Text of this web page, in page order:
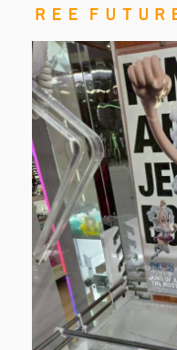
ＲＥＥ ＦＵＴＵＲ